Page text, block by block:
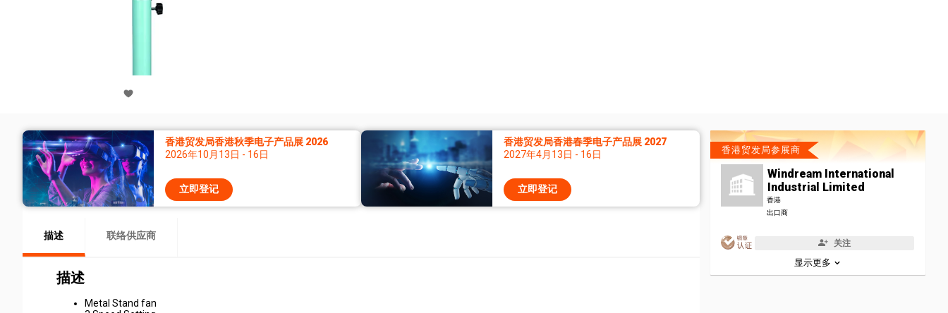
香港贸发局香港秋季电子产品展 2026
2026年10月13日 - 16日
立即登记
香港贸发局香港春季电子产品展 2027
2027年4月13日 - 16日
立即登记
描述 联络供应商
描述
Metal Stand fan
香港贸发局参展商
Windream International
Industrial Limited
香港
出口商
关注
显示更多